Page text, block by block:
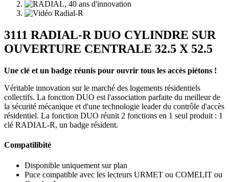
3111 RADIAL-R DUO CYLINDRE SUR
OUVERTURE CENTRALE 32.5 X 52.5
Une clé et un badge réunis pour ouvrir tous les accès piétons !
Véritable innovation sur le marché des logements résidentiels
collectifs. La fonction DUO est l'association parfaite du meilleur de
la sécurité mécanique et d'une technologie leader du contrôle d'accès
résidentiel. La fonction DUO réunit 2 fonctions en 1 seul produit : 1
clé RADIAL-R, un badge résident.
Compatilibité
Disponible uniquement sur plan
Puce compatible avec les lecteurs URMET ou COMELIT ou